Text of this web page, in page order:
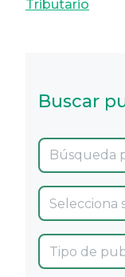
Tributario
Buscar